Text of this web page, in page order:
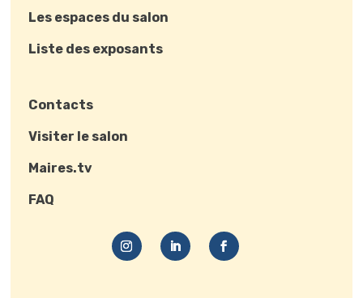
Les espaces du salon
Liste des exposants
Contacts
Visiter le salon
Maires.tv
FAQ